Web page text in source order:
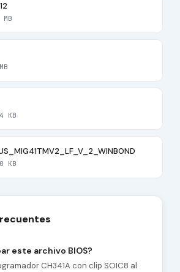
KB
KB
este archivo BIOS?
CH341A con clip SOIC8 al